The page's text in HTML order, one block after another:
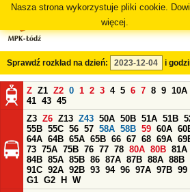
Nasza strona wykorzystuje pliki cookie.
więcej.
Sprawdź rozkład na dzień: i
Z Z1 Z2 0 1 2 3 4 5 6 7 8 9 10A
41 43 45
Z3 Z6 Z13 Z43 50A 50B 51A 51B
55B 55C 56 57 58A 58B 59 60A
64A 64B 65A 65B 66 67 68 69A
73 75A 75B 76 77 78 80A 80B 81A
84B 85A 85B 86 87A 87B 88A 88B
91C 92A 92B 93 94 96 97A 97B 99
G1 G2 H
W